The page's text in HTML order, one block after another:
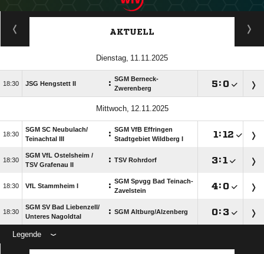
ANZEIGE
AKTUELL
 
 JSG Hengstett II : SGM Berneck-
Zwerenberg
: 
 

SGM SC Neubulach/​
Teinachtal III
: SGM VfB Effringen
Stadtgebiet Wildberg I
 :

SGM VfL Ostelsheim /​
TSV Grafenau II
: TSV Rohrdorf :
 VfL Stammheim I : SGM Spvgg Bad Teinach-
Zavelstein
: 

SGM SV Bad Liebenzell/​
Unteres Nagoldtal
: SGM Altburg/​Alzenberg : 
Legende
ANZEIGE